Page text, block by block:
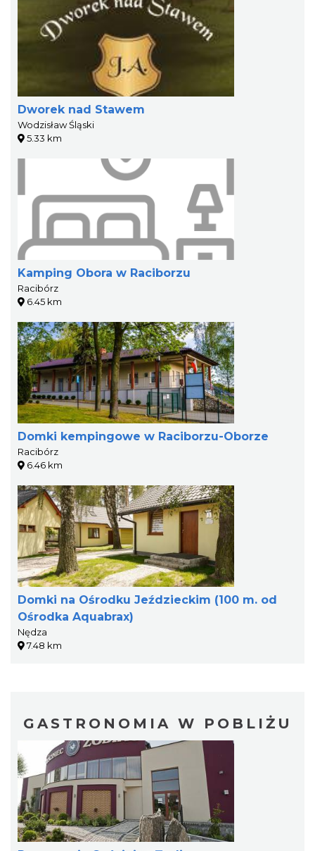
Dworek nad Stawem
Wodzisław Śląski
5.33 km
Kamping Obora w Raciborzu
Racibórz
6.45 km
Domki kempingowe w Raciborzu-Oborze
Racibórz
6.46 km
Domki na Ośrodku Jeździeckim (100 m. od
Ośrodka Aquabrax)
Nędza
7.48 km
GASTRONOMIA W POBLIŻU